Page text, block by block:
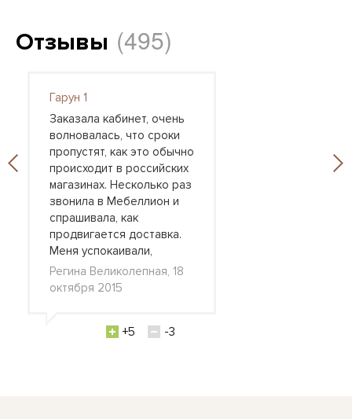
Отзывы (495)
Гарун 1
Заказала кабинет, очень
волновалась, что сроки
пропустят, как это обычно
происходит в российских
магазинах. Несколько раз
звонила в Мебеллион и
спрашивала, как
продвигается доставка.
Меня успокаивали,
Регина Великолепная, 18
октября 2015
+5 -3